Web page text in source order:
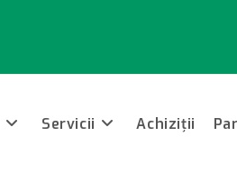
Servicii Achiziții